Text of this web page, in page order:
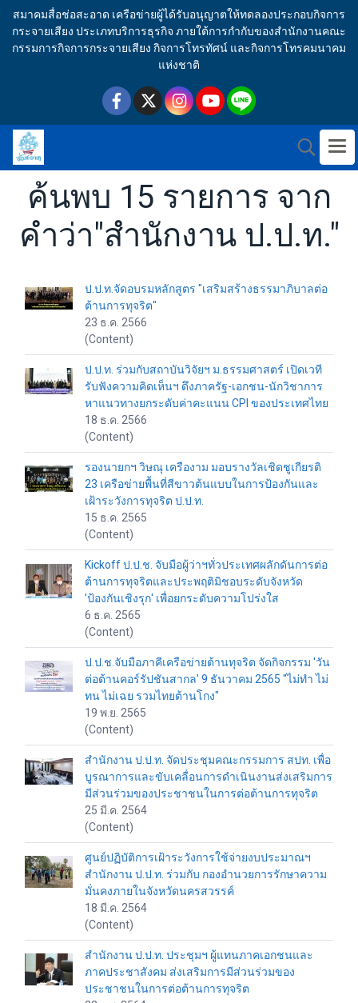
สมาคมสื่อช่อสะอาด เครือข่ายผู้ได้รับอนุญาตให้ทดลองประกอบกิจการ
กระจายเสียง ประเภทบริการธุรกิจ ภายใต้การกำกับของสำนักงานคณะ
กรรมการกิจการกระจายเสียง กิจการโทรทัศน์ และกิจการโทรคมนาคม
แห่งชาติ
ค้นพบ 15 รายการ จาก
คำว่า"สำนักงาน ป.ป.ท."
ป.ป.ท.จัดอบรมหลักสูตร "เสริมสร้างธรรมาภิบาลต่อ
ต้านการทุจริต"
23 ธ.ค. 2566
(Content)
ป.ป.ท. ร่วมกับสถาบันวิจัยฯ ม.ธรรมศาสตร์ เปิดเวที
รับฟังความคิดเห็นฯ ดึงภาครัฐ-เอกชน-นักวิชาการ
หาแนวทางยกระดับค่าคะแนน CPI ของประเทศไทย
18 ธ.ค. 2566
(Content)
รองนายกฯ วิษณุ เครืองาม มอบรางวัลเชิดชูเกียรติ
23 เครือข่ายพื้นที่สีขาวต้นแบบในการป้องกันและ
เฝ้าระวังการทุจริต ป.ป.ท.
15 ธ.ค. 2565
(Content)
Kickoff ป.ป.ช. จับมือผู้ว่าฯทั่วประเทศผลักดันการต่อ
ต้านการทุจริตและประพฤติมิชอบระดับจังหวัด
'ป้องกันเชิงรุก' เพื่อยกระดับความโปร่งใส
6 ธ.ค. 2565
(Content)
ป.ป.ช.จับมือภาคีเครือข่ายต้านทุจริต จัดกิจกรรม 'วัน
ต่อต้านคอร์รัปชันสากล' 9 ธันวาคม 2565 "ไม่ทำ ไม่
ทน ไม่เฉย รวมไทยต้านโกง"
19 พ.ย. 2565
(Content)
สำนักงาน ป.ป.ท. จัดประชุมคณะกรรมการ สปท. เพื่อ
บูรณาการและขับเคลื่อนการดำเนินงานส่งเสริมการ
มีส่วนร่วมของประชาชนในการต่อต้านการทุจริต
25 มี.ค. 2564
(Content)
ศูนย์ปฏิบัติการเฝ้าระวังการใช้จ่ายงบประมาณฯ
สำนักงาน ป.ป.ท. ร่วมกับ กองอำนวยการรักษาความ
มั่นคงภายในจังหวัดนครสวรรค์
18 มี.ค. 2564
(Content)
สำนักงาน ป.ป.ท. ประชุมฯ ผู้แทนภาคเอกชนและ
ภาคประชาสังคม ส่งเสริมการมีส่วนร่วมของ
ประชาชนในการต่อต้านการทุจริต